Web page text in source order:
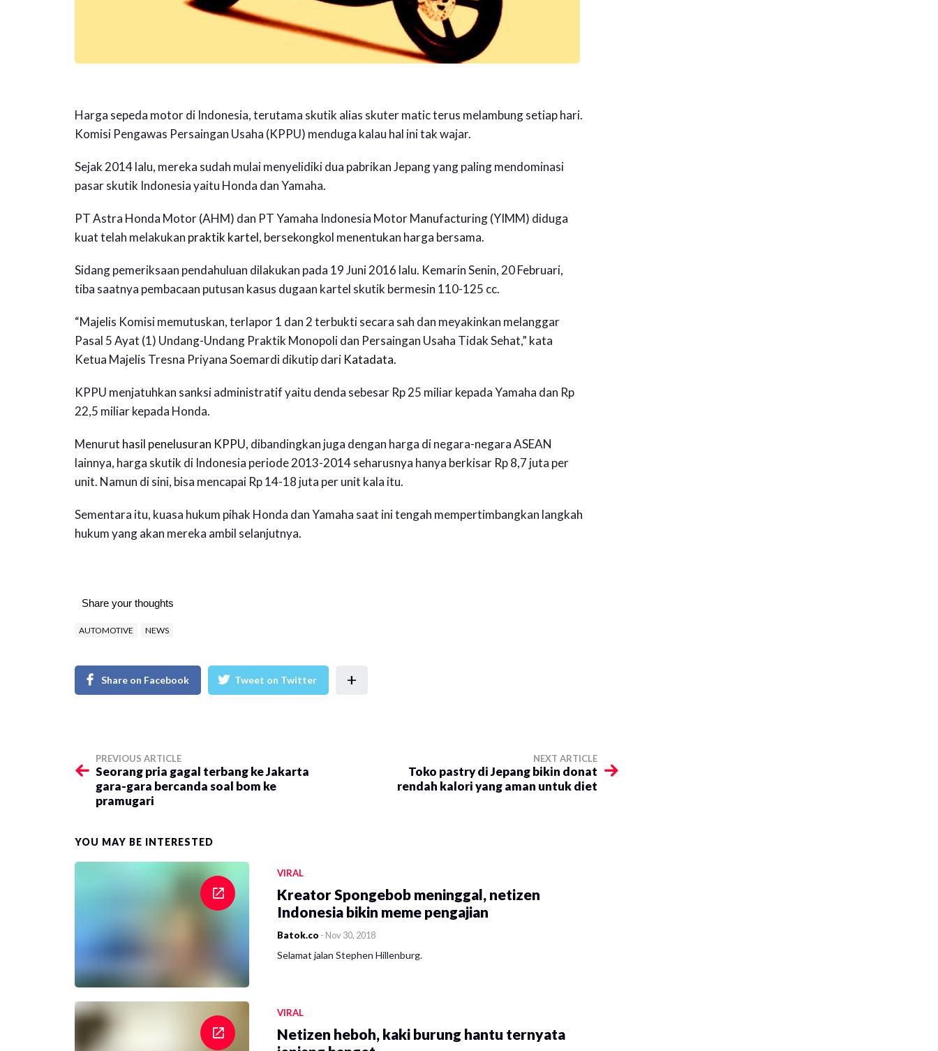
Harga sepeda motor di Indonesia, terutama skutik alias skuter matic terus melambung setiap hari.
Komisi Pengawas Persaingan Usaha (KPPU) menduga kalau hal ini tak wajar.
Sejak 2014 lalu, mereka sudah mulai menyelidiki dua pabrikan Jepang yang paling mendominasi
pasar skutik Indonesia yaitu Honda dan Yamaha.
PT Astra Honda Motor (AHM) dan PT Yamaha Indonesia Motor Manufacturing (YIMM) diduga
kuat telah melakukan praktik kartel, bersekongkol menentukan harga bersama.
Sidang pemeriksaan pendahuluan dilakukan pada 19 Juni 2016 lalu. Kemarin Senin, 20 Februari,
tiba saatnya pembacaan putusan kasus dugaan kartel skutik bermesin 110-125 cc.
“Majelis Komisi memutuskan, terlapor 1 dan 2 terbukti secara sah dan meyakinkan melanggar
Pasal 5 Ayat (1) Undang-Undang Praktik Monopoli dan Persaingan Usaha Tidak Sehat,” kata
Ketua Majelis Tresna Priyana Soemardi dikutip dari Katadata.
KPPU menjatuhkan sanksi administratif yaitu denda sebesar Rp 25 miliar kepada Yamaha dan Rp
22,5 miliar kepada Honda.
Menurut hasil penelusuran KPPU, dibandingkan juga dengan harga di negara-negara ASEAN
lainnya, harga skutik di Indonesia periode 2013-2014 seharusnya hanya berkisar Rp 8,7 juta per
unit. Namun di sini, bisa mencapai Rp 14-18 juta per unit kala itu.
Sementara itu, kuasa hukum pihak Honda dan Yamaha saat ini tengah mempertimbangkan langkah
hukum yang akan mereka ambil selanjutnya.
Share your thoughts
AUTOMOTIVE NEWS
Share on Facebook Tweet on Twitter +
PREVIOUS ARTICLE
Seorang pria gagal terbang ke Jakarta
gara-gara bercanda soal bom ke
pramugari
NEXT ARTICLE
Toko pastry di Jepang bikin donat
rendah kalori yang aman untuk diet
YOU MAY BE INTERESTED
VIRAL
Kreator Spongebob meninggal, netizen
Indonesia bikin meme pengajian
Batok.co - Nov 30, 2018
Selamat jalan Stephen Hillenburg.
VIRAL
Netizen heboh, kaki burung hantu ternyata